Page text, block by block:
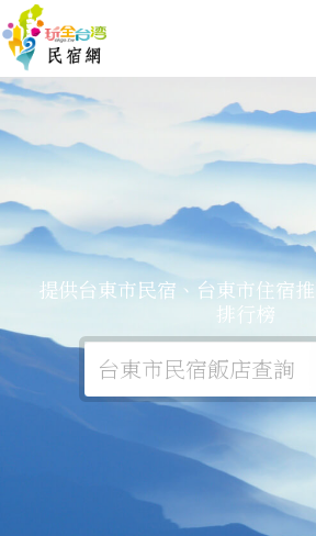
提供台東市民宿、台東市住宿推
排行榜